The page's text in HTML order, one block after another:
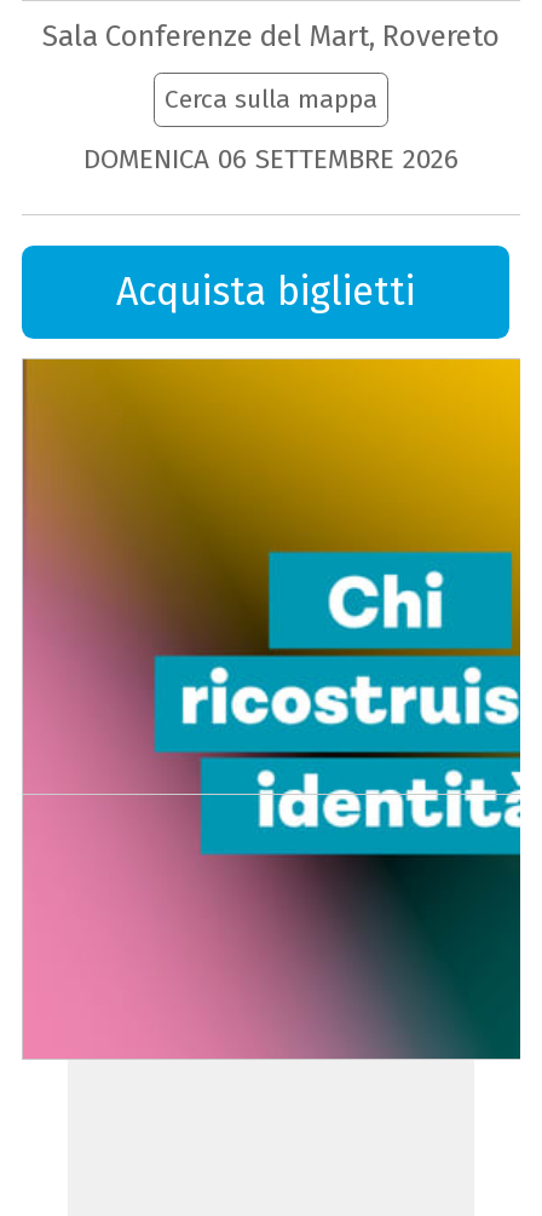
Sala Conferenze del Mart, Rovereto
Cerca sulla mappa
DOMENICA 06 SETTEMBRE 2026
Acquista biglietti